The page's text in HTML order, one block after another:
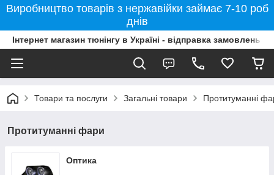
Виробництво товарів з нержавійки займає 7-10 роб
днів
Інтернет магазин тюнінгу в Україні - відправка замовлень
Товари та послуги Загальні товари Протитуманні
Протитуманні фари
Оптика